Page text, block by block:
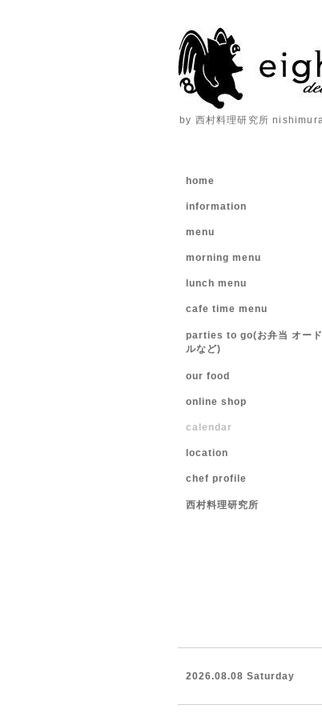
by 西村料理研究所
home
information
menu
morning menu
lunch menu
cafe time menu
parties to go(お弁当 オー
ルなど)
our food
online shop
calendar
location
chef profile
西村料理研究所
2026.08.08 Saturday